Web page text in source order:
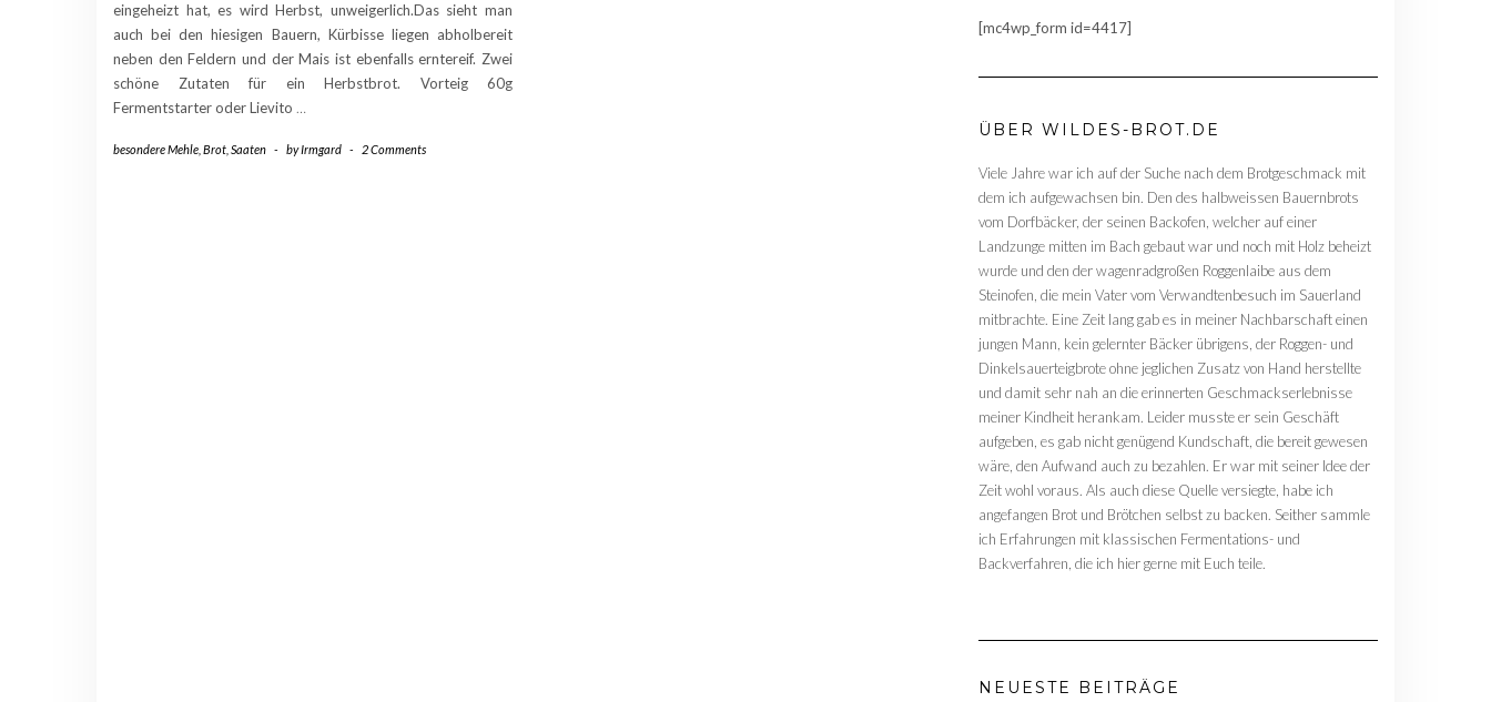
eingeheizt hat, es wird Herbst, unweigerlich.Das sieht man
auch bei den hiesigen Bauern, Kürbisse liegen abholbereit
neben den Feldern und der Mais ist ebenfalls erntereif. Zwei
schöne Zutaten für ein Herbstbrot. Vorteig 60g
Fermentstarter oder Lievito …
besondere Mehle Brot Saaten - byIrmgard - 2 Comments
[mc4wp_form id=4417]
ÜBER WILDES-BROT.DE
Viele Jahre war ich auf der Suche nach dem Brotgeschmack mit
dem ich aufgewachsen bin. Den des halbweissen Bauernbrots
vom Dorfbäcker, der seinen Backofen, welcher auf einer
Landzunge mitten im Bach gebaut war und noch mit Holz beheizt
wurde und den der wagenradgroßen Roggenlaibe aus dem
Steinofen, die mein Vater vom Verwandtenbesuch im Sauerland
mitbrachte. Eine Zeit lang gab es in meiner Nachbarschaft einen
jungen Mann, kein gelernter Bäcker übrigens, der Roggen- und
Dinkelsauerteigbrote ohne jeglichen Zusatz von Hand herstellte
und damit sehr nah an die erinnerten Geschmackserlebnisse
meiner Kindheit herankam. Leider musste er sein Geschäft
aufgeben, es gab nicht genügend Kundschaft, die bereit gewesen
wäre, den Aufwand auch zu bezahlen. Er war mit seiner Idee der
Zeit wohl voraus. Als auch diese Quelle versiegte, habe ich
angefangen Brot und Brötchen selbst zu backen. Seither sammle
ich Erfahrungen mit klassischen Fermentations- und
Backverfahren, die ich hier gerne mit Euch teile.
NEUESTE BEITRÄGE